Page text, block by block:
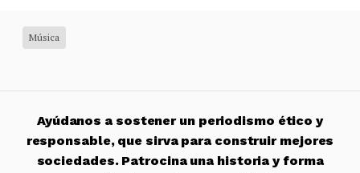
Música
Ayúdanos a sostener un periodismo ético y
responsable, que sirva para construir mejores
sociedades. Patrocina una historia y forma